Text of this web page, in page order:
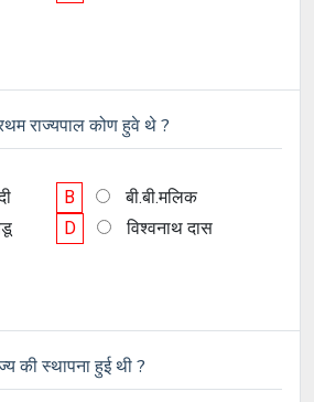
राज्यपाल कोण हुवे थे ?
B
बी.बी.मलिक
D विश्वनाथ दास
की स्थापना हुई थी ?